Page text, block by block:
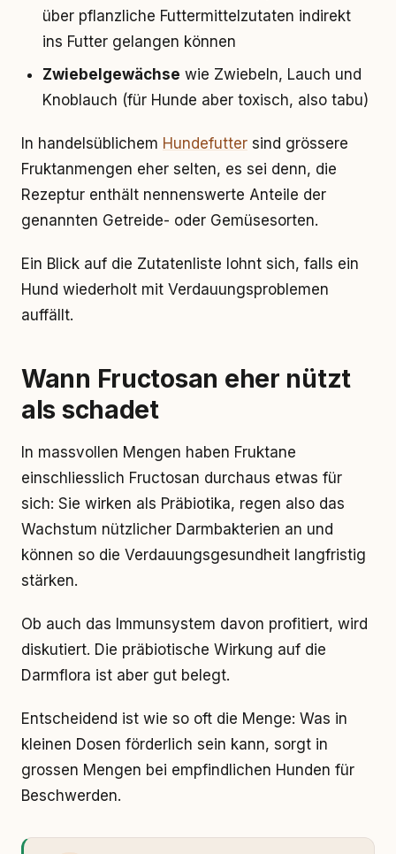
über pflanzliche Futtermittelzutaten indirekt
ins Futter gelangen können
Zwiebelgewächse wie Zwiebeln, Lauch und
Knoblauch (für Hunde aber toxisch, also tabu)
In handelsüblichem Hundefutter sind grössere
Fruktanmengen eher selten, es sei denn, die
Rezeptur enthält nennenswerte Anteile der
genannten Getreide- oder Gemüsesorten.
Ein Blick auf die Zutatenliste lohnt sich, falls ein
Hund wiederholt mit Verdauungsproblemen
auffällt.
Wann Fructosan eher nützt
als schadet
In massvollen Mengen haben Fruktane
einschliesslich Fructosan durchaus etwas für
sich: Sie wirken als Präbiotika, regen also das
Wachstum nützlicher Darmbakterien an und
können so die Verdauungsgesundheit langfristig
stärken.
Ob auch das Immunsystem davon profitiert, wird
diskutiert. Die präbiotische Wirkung auf die
Darmflora ist aber gut belegt.
Entscheidend ist wie so oft die Menge: Was in
kleinen Dosen förderlich sein kann, sorgt in
grossen Mengen bei empfindlichen Hunden für
Beschwerden.